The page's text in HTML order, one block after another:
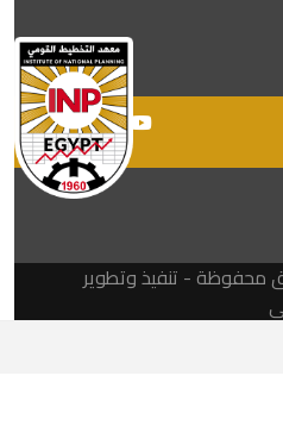
الحقوق محفوظة - تنفيذ وتطوير